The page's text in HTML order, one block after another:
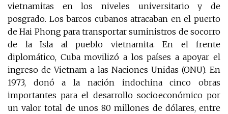
vietnamitas en los niveles universitario y de
posgrado. Los barcos cubanos atracaban en el puerto
de Hai Phong para transportar suministros de socorro
de la Isla al pueblo vietnamita. En el frente
diplomático, Cuba movilizó a los países a apoyar el
ingreso de Vietnam a las Naciones Unidas (ONU). En
1973, donó a la nación indochina cinco obras
importantes para el desarrollo socioeconómico por
un valor total de unos 80 millones de dólares, entre